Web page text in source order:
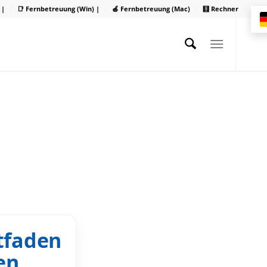
| 📑 Fernbetreuung (Win) | 🍏 Fernbetreuung (Mac) 🧮 Rechner